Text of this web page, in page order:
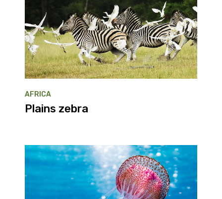
AFRICA
Plains zebra